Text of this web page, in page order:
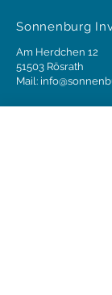
Sonnenburg
Am Herdchen 12
51503 Rösrath
Mail: